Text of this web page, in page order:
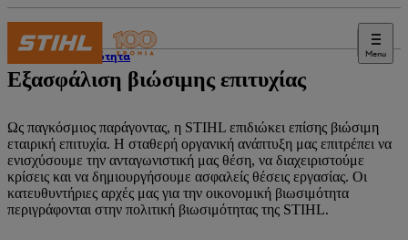
Menu
Βιωσιμότητα
Εξασφάλιση βιώσιμης επιτυχίας
Ως παγκόσμιος παράγοντας, η STIHL επιδιώκει επίσης βιώσιμη
εταιρική επιτυχία. Η σταθερή οργανική ανάπτυξη μας επιτρέπει να
ενισχύσουμε την ανταγωνιστική μας θέση, να διαχειριστούμε
κρίσεις και να δημιουργήσουμε ασφαλείς θέσεις εργασίας. Οι
κατευθυντήριες αρχές μας για την οικονομική βιωσιμότητα
περιγράφονται στην πολιτική βιωσιμότητας της STIHL.